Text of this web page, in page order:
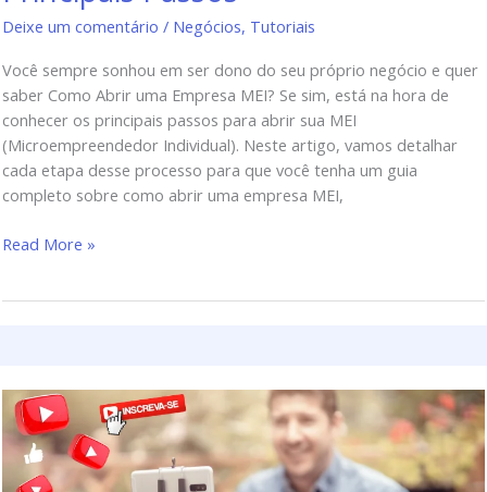
Deixe um comentário / Negócios, Tutoriais
Você sempre sonhou em ser dono do seu próprio negócio e quer
saber Como Abrir uma Empresa MEI? Se sim, está na hora de
conhecer os principais passos para abrir sua MEI
(Microempreendedor Individual). Neste artigo, vamos detalhar
cada etapa desse processo para que você tenha um guia
completo sobre como abrir uma empresa MEI,
Read More »